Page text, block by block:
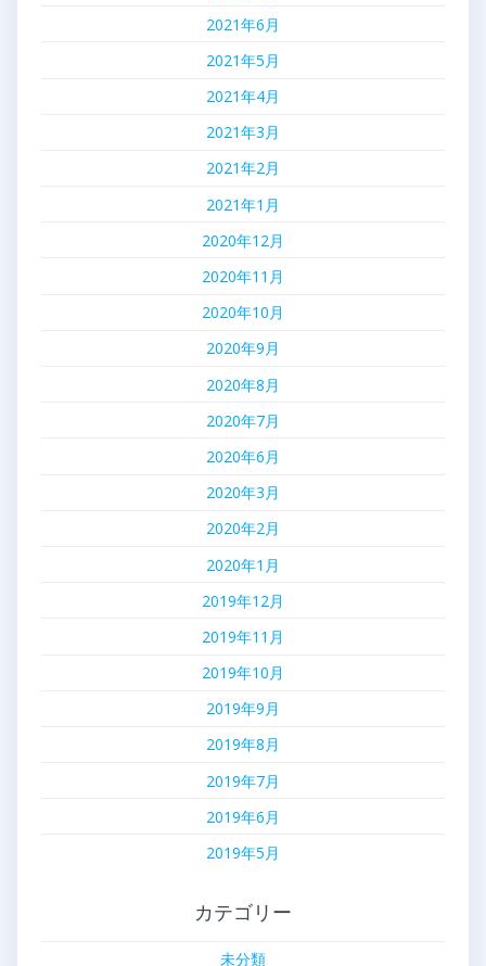
2021年6月
2021年5月
2021年4月
2021年3月
2021年2月
2021年1月
2020年12月
2020年11月
2020年10月
2020年9月
2020年8月
2020年7月
2020年6月
2020年3月
2020年2月
2020年1月
2019年12月
2019年11月
2019年10月
2019年9月
2019年8月
2019年7月
2019年6月
2019年5月
カテゴリー
未分類